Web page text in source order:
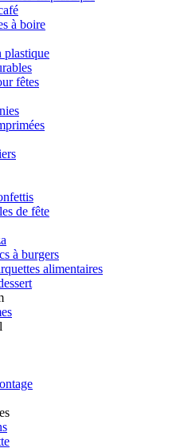
à boire
plastique
fêtes
de fête
à burgers
alimentaires